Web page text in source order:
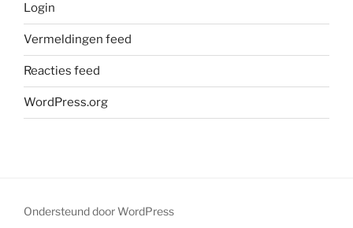
Login
Vermeldingen feed
Reacties feed
WordPress.org
Ondersteund door WordPress